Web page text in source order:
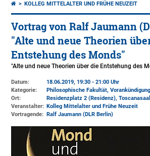
KOLLEG MITTELALTER UND FRÜHE NEUZEIT
Vortrag von Ralf Jaumann
"Alte und neue Theorien
Entstehung des Monds"
"Alte und neue Theorien über die Entstehung des
Datum:
18.06.2019, 19:30 - 21:00 Uhr
Kategorie:
Philosophische Fakultät,
Ort:
Residenzplatz 2 (Residenz),
Veranstalter: Kolleg Mittelalter und Frühe Neuzeit
Vortragende:
Ralf Jaumann (DLR Berlin)